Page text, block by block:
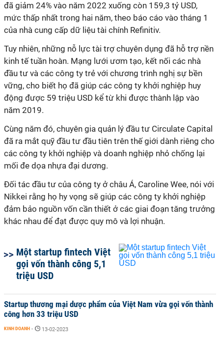
đã giảm 24% vào năm 2022 xuống còn 159,3 tỷ USD,
mức thấp nhất trong hai năm, theo báo cáo vào tháng 1
của nhà cung cấp dữ liệu tài chính Refinitiv.
Tuy nhiên, những nỗ lực tài trợ chuyên dụng đã hỗ trợ nền
kinh tế tuần hoàn. Mạng lưới ươm tạo, kết nối các nhà
đầu tư và các công ty trẻ với chương trình nghị sự bền
vững, cho biết họ đã giúp các công ty khởi nghiệp huy
động được 59 triệu USD kể từ khi được thành lập vào
năm 2019.
Cùng năm đó, chuyên gia quản lý đầu tư Circulate Capital
đã ra mắt quỹ đầu tư đầu tiên trên thế giới dành riêng cho
các công ty khởi nghiệp và doanh nghiệp nhỏ chống lại
mối đe dọa nhựa đại dương.
Đối tác đầu tư của công ty ở châu Á, Caroline Wee, nói với
Nikkei rằng họ hy vọng sẽ giúp các công ty khởi nghiệp
đảm bảo nguồn vốn cần thiết ở các giai đoạn tăng trưởng
khác nhau để đạt được quy mô và lợi nhuận.
Một startup fintech Việt
gọi vốn thành công 5,1
triệu USD
Startup thương mại dược phẩm của Việt Nam vừa gọi vốn thành
công hơn 33 triệu USD
KINH DOANH - 13-02-2023